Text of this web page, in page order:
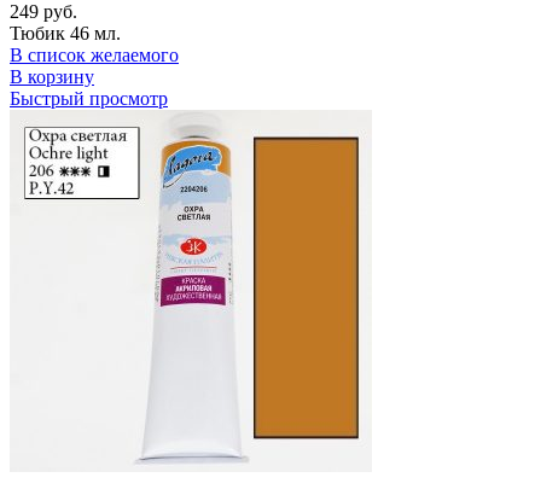
249 руб.
Тюбик 46 мл.
В список желаемого
В корзину
Быстрый просмотр